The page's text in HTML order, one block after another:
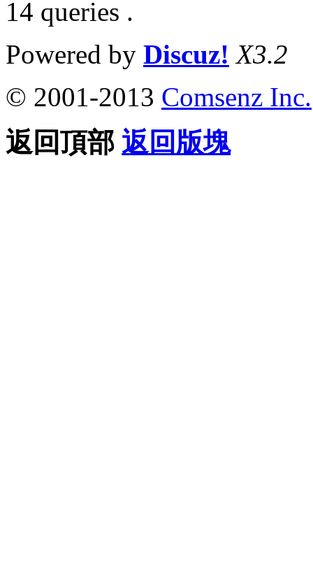
14 queries .
Powered by Discuz! X3.2
© 2001-2013 Comsenz Inc.
返回頂部 返回版塊